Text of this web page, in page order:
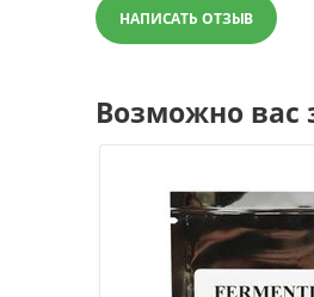
НАПИСАТЬ ОТЗЫВ
Возможно вас